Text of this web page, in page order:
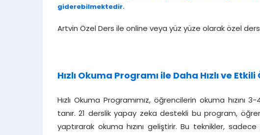
giderebilmektedir.
Artvin Özel Ders ile online veya yüz yüze olarak özel
Hızlı Okuma Programı ile Daha Hızlı ve
Hızlı Okuma Programımız, öğrencilerin okuma
tanır. 21 derslik yapay zeka destekli bu program,
yaptırarak okuma hızını geliştirir. Bu teknikler,